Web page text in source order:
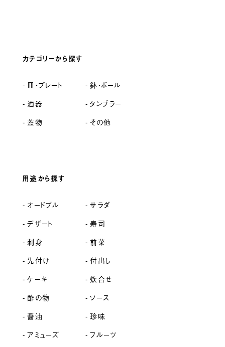
カテゴリーから探す
皿・プレート
鉢・ボール
酒器
タンブラー
蓋物
その他
用途から探す
オードブル
サラダ
デザート
寿司
刺身
前菜
先付け
付出し
ケーキ
炊合せ
酢の物
ソース
醤油
珍味
アミューズ
フルーツ